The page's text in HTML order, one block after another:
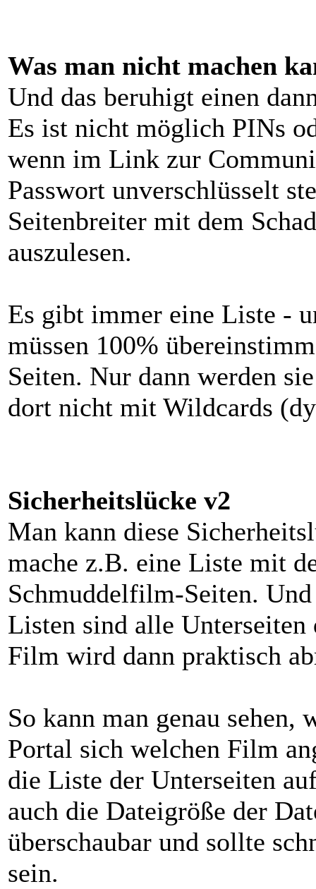
Was man nicht machen
Und das beruhigt einen
Es ist nicht möglich PINs
wenn im Link zur
Passwort unverschlüsselt
Seitenbreiter mit dem
auszulesen.
Es gibt immer eine Liste -
müssen 100%
Seiten. Nur dann werden
dort nicht mit Wildcards
Sicherheitslücke v2
Man kann diese
mache z.B. eine Liste mit
Schmuddelfilm-Seiten.
Listen sind alle Unterseiten
Film wird dann praktisch
So kann man genau sehen,
Portal sich welchen Film
die Liste der Unterseiten
auch die Dateigröße der
überschaubar und sollte
sein.